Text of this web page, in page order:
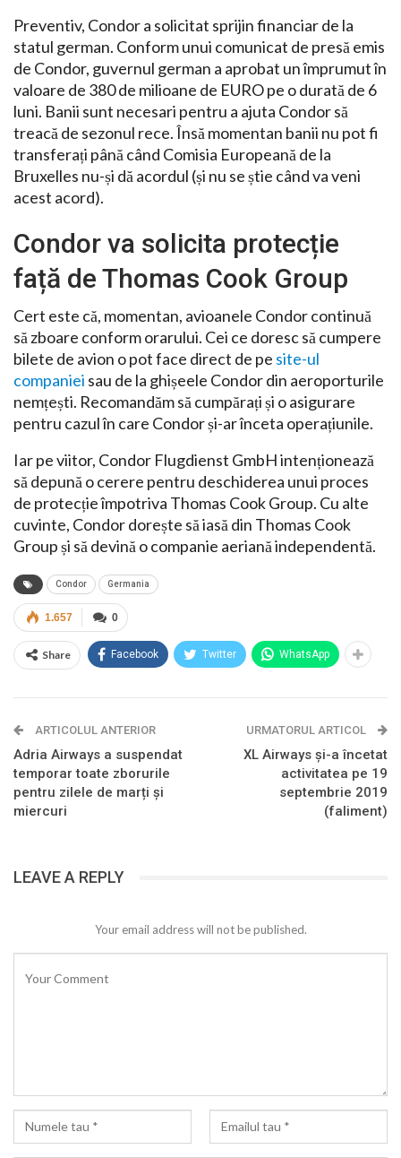
Preventiv, Condor a solicitat sprijin financiar de la
statul german. Conform unui comunicat de presă emis
de Condor, guvernul german a aprobat un împrumut în
valoare de 380 de milioane de EURO pe o durată de 6
luni. Banii sunt necesari pentru a ajuta Condor să
treacă de sezonul rece. Însă momentan banii nu pot fi
transferați până când Comisia Europeană de la
Bruxelles nu-și dă acordul (și nu se știe când va veni
acest acord).
Condor va solicita protecție
față de Thomas Cook Group
Cert este că, momentan, avioanele Condor continuă
să zboare conform orarului. Cei ce doresc să cumpere
bilete de avion o pot face direct de pe site-ul
companiei sau de la ghișeele Condor din aeroporturile
nemțești. Recomandăm să cumpărați și o asigurare
pentru cazul în care Condor și-ar înceta operațiunile.
Iar pe viitor, Condor Flugdienst GmbH intenționează
să depună o cerere pentru deschiderea unui proces
de protecție împotriva Thomas Cook Group. Cu alte
cuvinte, Condor dorește să iasă din Thomas Cook
Group și să devină o companie aeriană independentă.
Condor Germania
0
1.657
Share Facebook Twitter WhatsApp
ARTICOLUL ANTERIOR
Adria Airways a suspendat
temporar toate zborurile
pentru zilele de marți și
miercuri
URMATORUL ARTICOL
XL Airways și-a încetat
activitatea pe 19
septembrie 2019
(faliment)
LEAVE A REPLY
Your email address will not be published.